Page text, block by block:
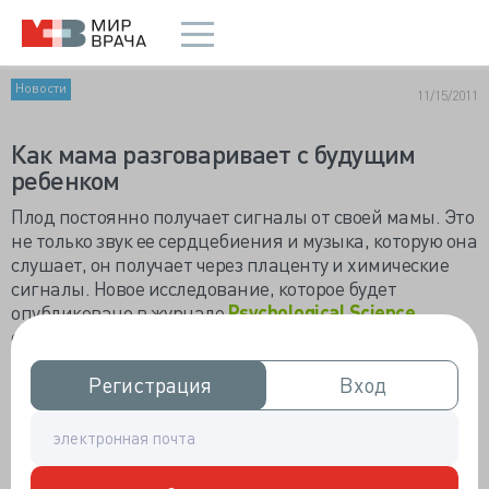
Регистрация
Регистрация Вход
Вход
Новости 11/15/2011
Как мама разговаривает с будущим
ребенком
Плод постоянно получает сигналы от своей мамы. Это
не только звук ее сердцебиения и музыка, которую она
слушает, он получает через плаценту и химические
сигналы. Новое исследование, которое будет
опубликовано в журналеPsychological Science,
обнаружило, что через плаценту проходят сигналы о
психическом состоянии матери. Если у мамы
депрессия, после рождения это скажется на
развитии ребенка.
психологическо